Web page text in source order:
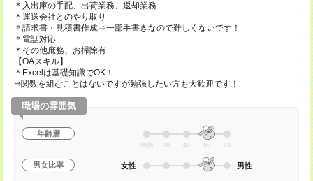
＊入出庫の手配、出荷業務、返却業務
＊運送会社とのやり取り
＊請求書・見積書作成⇒一部手書きなので難しくないです！
＊電話対応
＊その他庶務、お掃除有
【OAスキル】
＊Excelは基礎知識でOK！
⇒関数を組むことはないですが勉強したい方も大歓迎です！
職場の雰囲気
年齢層
20代 30 40 50 60
男女比率 女性 男性